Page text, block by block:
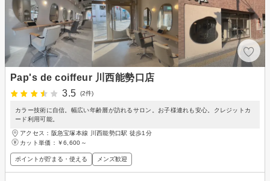
Pap's de coiffeur 川西能勢口店
3.5
(2件)
カラー技術に自信。幅広い年齢層が訪れるサロン。お子様連れも安心。クレジットカ
ード利用可能。
アクセス：阪急宝塚本線 川西能勢口駅 徒歩1分
カット単価： ￥6,600～
ポイントが貯まる・使える メンズ歓迎